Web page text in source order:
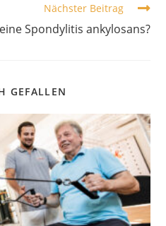
Nächster Beitrag
Spondylitis ankylosans?
GEFALLEN